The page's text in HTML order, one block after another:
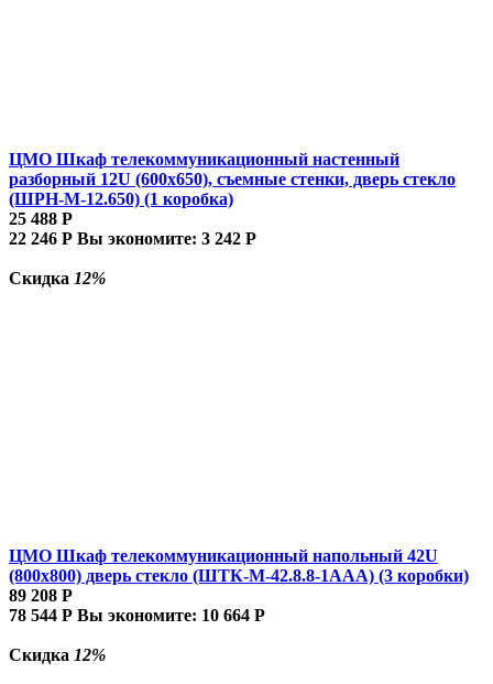
ЦМО Шкаф телекоммуникационный настенный
разборный 12U (600х650), съемные стенки, дверь стекло
(ШРН-М-12.650) (1 коробка)
25 488 Р
22 246 Р Вы экономите: 3 242 Р
Скидка 12%
ЦМО Шкаф телекоммуникационный напольный 42U
(800x800) дверь стекло (ШТК-М-42.8.8-1ААА) (3 коробки)
89 208 Р
78 544 Р Вы экономите: 10 664 Р
Скидка 12%